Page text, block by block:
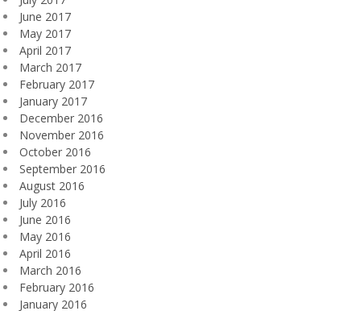
June 2017
May 2017
April 2017
March 2017
February 2017
January 2017
December 2016
November 2016
October 2016
September 2016
August 2016
July 2016
June 2016
May 2016
April 2016
March 2016
February 2016
January 2016